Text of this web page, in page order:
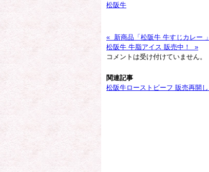
松阪牛
« 新商品「松阪牛 牛すじカレー
松阪牛 牛脂アイス 販売中！ »
コメントは受け付けていません。
関連記事
松阪牛ローストビーフ